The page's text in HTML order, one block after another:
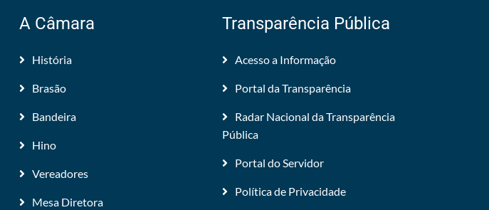
A Câmara
História
Brasão
Bandeira
Hino
Vereadores
Mesa Diretora
Transparência Pública
Acesso a Informação
Portal da Transparência
Radar Nacional da Transparência
Pública
Portal do Servidor
Política de Privacidade